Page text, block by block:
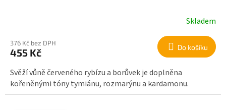
Skladem
376 Kč bez DPH
455 Kč Do košíku
Svěží vůně červeného rybízu a borůvek je doplněna
kořeněnými tóny tymiánu, rozmarýnu a kardamonu.